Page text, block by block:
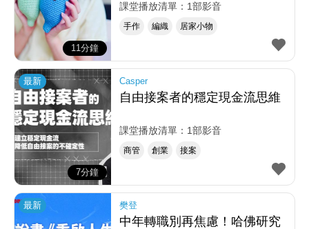
11分鐘
課堂播放清單：1部影音
手作 編織 居家小物
最新
7分鐘
Casper
自由接案者的穩定現金流思維
課堂播放清單：1部影音
商管 創業 接案
最新 樊登
中年轉職別再焦慮！哈佛研究